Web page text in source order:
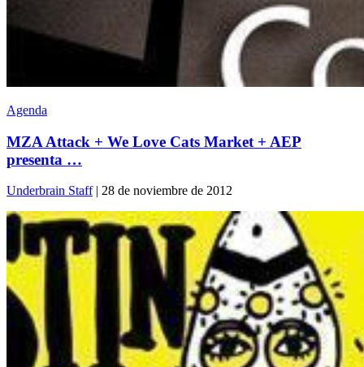
Agenda
MZA Attack + We Love Cats Market + AEP
presenta …
Underbrain Staff| 28 de noviembre de 2012